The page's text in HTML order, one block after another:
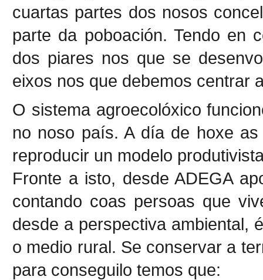
cuartas partes dos nosos
parte da poboación. Tendo en
dos piares nos que se
eixos nos que debemos centrar
O sistema agroecolóxico
no noso país. A día de hoxe
reproducir un modelo
Fronte a isto, desde ADEGA
contando coas persoas que
desde a perspectiva ambiental,
o medio rural. Se conservar a
para conseguilo temos que: